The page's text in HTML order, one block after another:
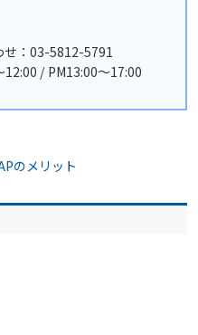
せ：03-5812-5791
12:00 / PM13:00〜17:00